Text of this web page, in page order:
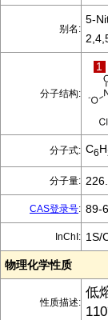
别名:
5-
分子结构:
1
分子式: C6H
分子量:
CAS登录号: 89-
InChI: 1S/
物理化学性质
性质描述:
低